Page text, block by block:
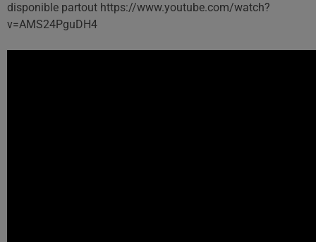
disponible partout https://www.youtube.com/watch?
v=AMS24PguDH4